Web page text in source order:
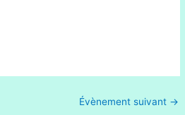
Évènement suivant →